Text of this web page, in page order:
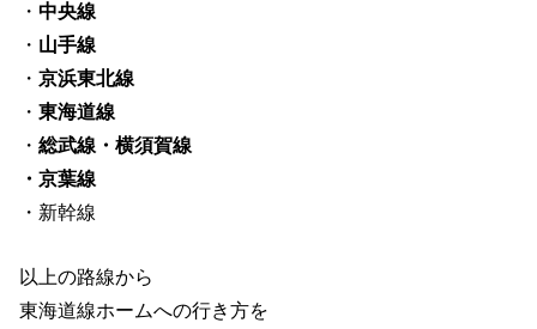
・ 中央線
・ 山手線
・ 京浜東北線
・ 東海道線
・ 総武線・横須賀線
・京葉線
・新幹線
以上の路線から
東海道線ホームへの行き方を